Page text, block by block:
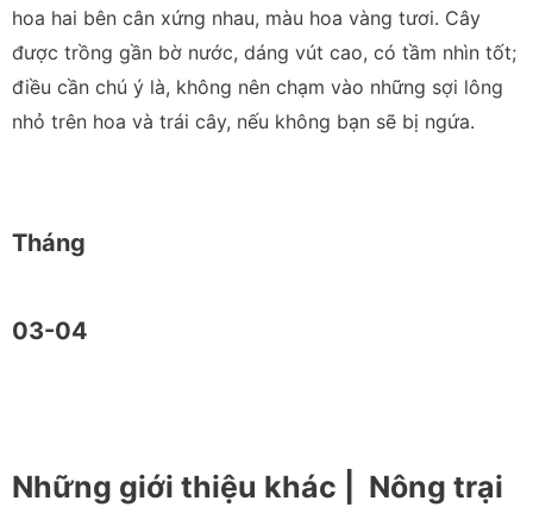
hoa hai bên cân xứng nhau, màu hoa vàng tươi. Cây
được trồng gần bờ nước, dáng vút cao, có tầm nhìn tốt;
điều cần chú ý là, không nên chạm vào những sợi lông
nhỏ trên hoa và trái cây, nếu không bạn sẽ bị ngứa.
Tháng
03-04
Những giới thiệu khác |
Nông trại